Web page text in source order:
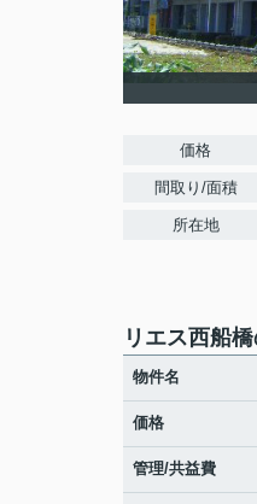
価格
間取り/面積
所在地
リエス西船
物件名
価格
管理/共益費